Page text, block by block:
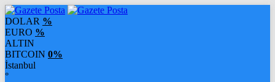
DOLAR %
EURO %
ALTIN
BITCOIN 0%
İstanbul
°